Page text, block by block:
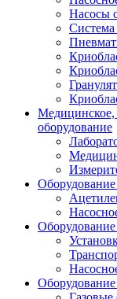
Насосы
Система
Медицинское,
оборудование
Оборудование
Оборудование
Оборудование